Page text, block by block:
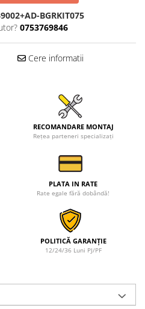
BGRKIT075
0753769846
Cere informatii
RECOMANDARE MONTAJ
Rețea parteneri specializați
PLATA IN RATE
Rate egale fără dobândă!
POLITICĂ GARANȚIE
12/24/36 Luni PJ/PF